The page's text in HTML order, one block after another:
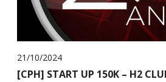
21/10/2024
[CPH] START UP 150K – H2